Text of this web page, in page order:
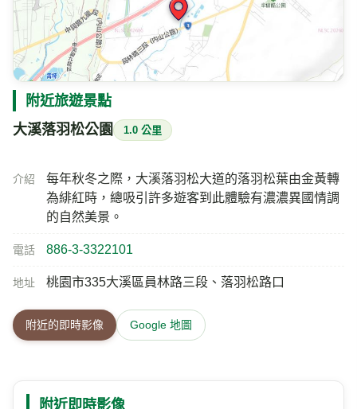
附近旅遊景點
大溪落羽松公園 1.0 公里
介紹
每年秋冬之際，大溪落羽松大道的落羽松葉由金黃轉
為緋紅時，總吸引許多遊客到此體驗有濃濃異國情調
的自然美景。
電話 886-3-3322101
地址 桃園市335大溪區員林路三段、落羽松路口
附近的即時影像 Google 地圖
附近即時影像